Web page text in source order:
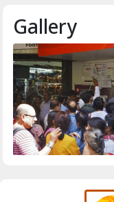
Gallery